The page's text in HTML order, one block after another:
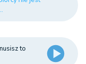
to